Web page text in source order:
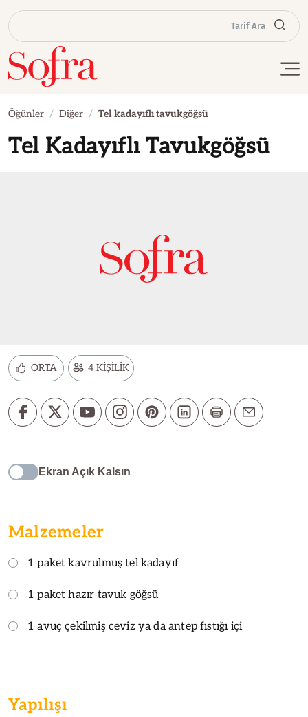
Tarif Ara
Öğünler Diğer Tel kadayıflı tavukgöğsü
Tel Kadayıflı Tavukgöğsü
ORTA 4 KİŞİLİK
Ekran Açık Kalsın
Malzemeler
1 paket kavrulmuş tel kadayıf
1 paket hazır tavuk göğsü
1 avuç çekilmiş ceviz ya da antep fıstığı içi
Yapılışı